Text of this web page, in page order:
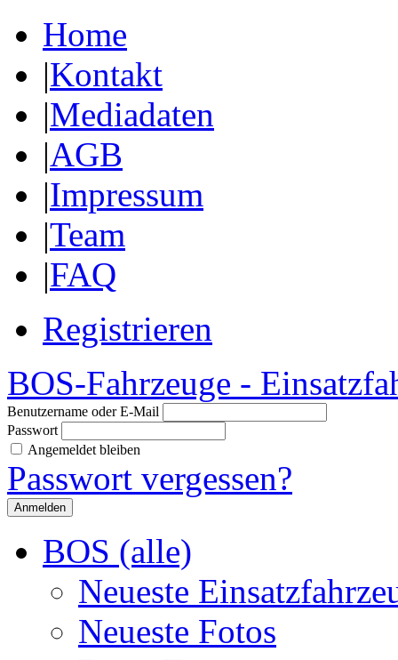
Home
|Kontakt
|Mediadaten
|AGB
|Impressum
|Team
|FAQ
Registrieren
BOS-Fahrzeuge -
Benutzername oder E-Mail
Passwort
Angemeldet bleiben
Passwort vergessen?
BOS (alle)
Neueste
Neueste Fotos